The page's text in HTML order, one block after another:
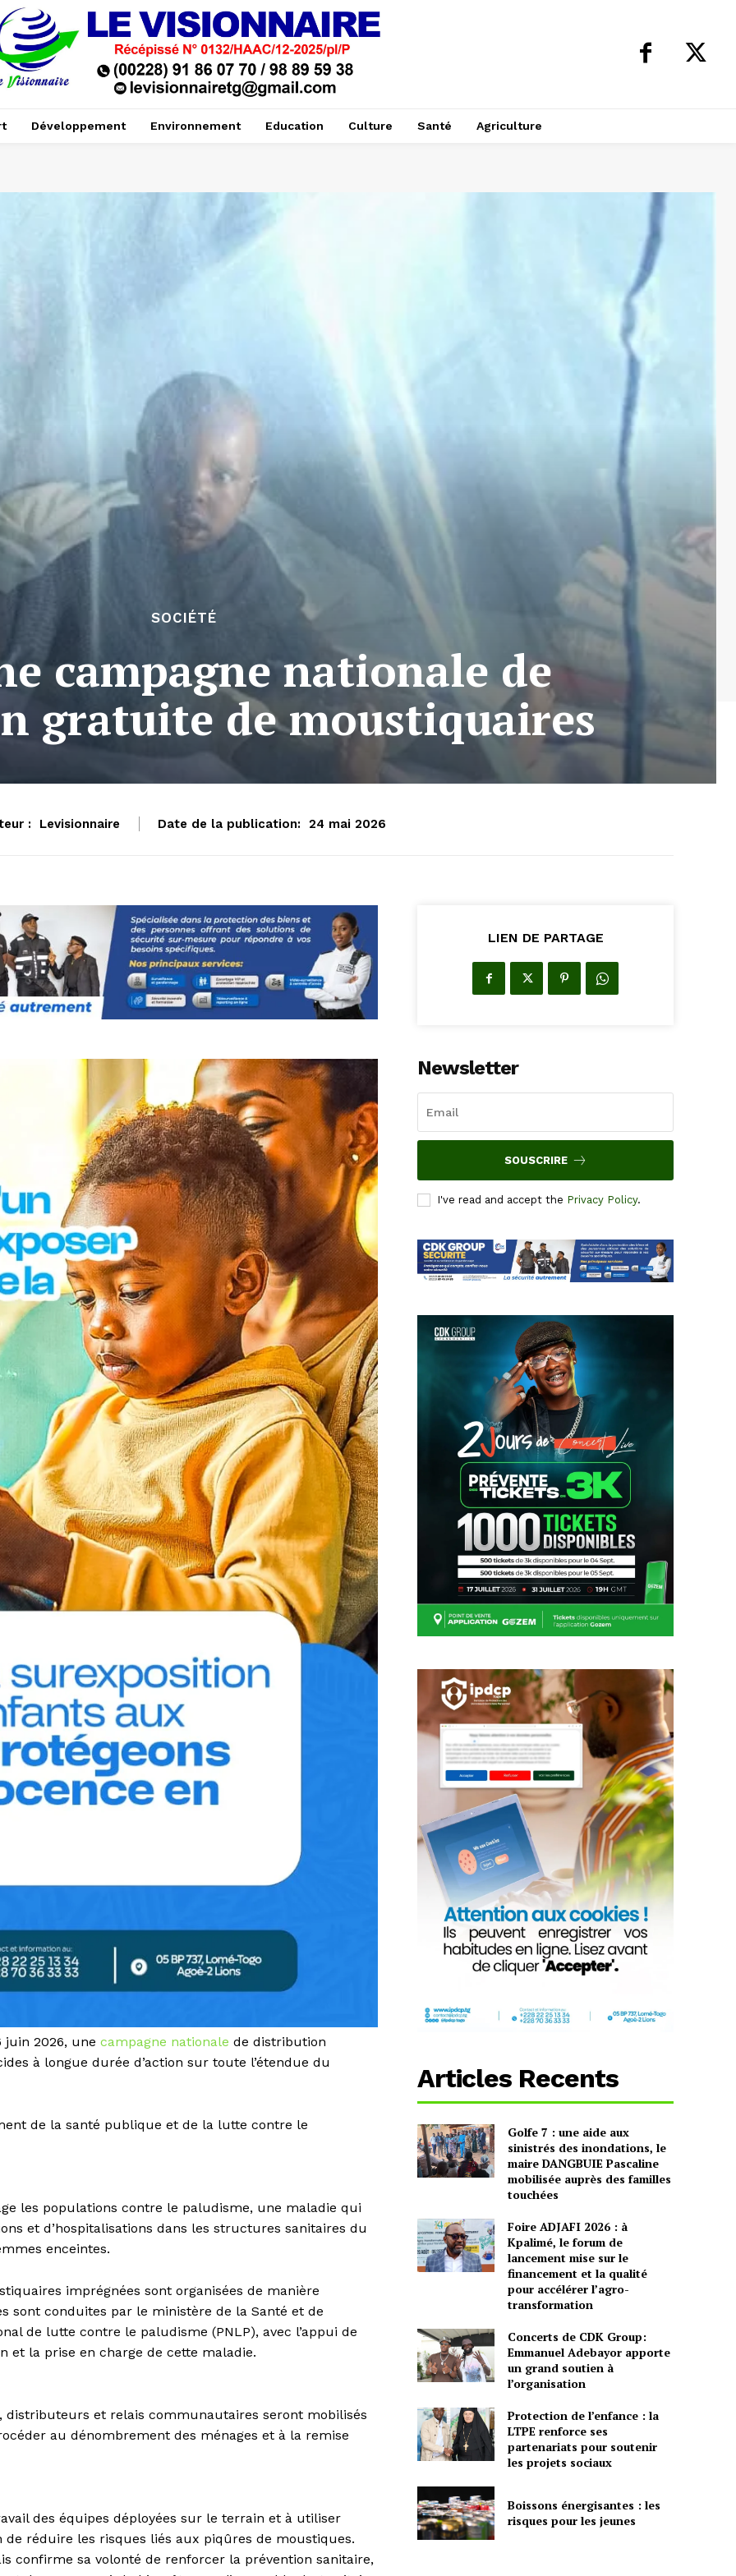
Développement Environnement Education Culture Santé Agriculture
SOCIÉTÉ
campagne nationale de
gratuite de moustiquaires
: Levisionnaire Date de la publication: 24 mai 2026
juin 2026, une campagne nationale de distribution
à longue durée d’action sur toute l’étendue du
de la santé publique et de la lutte contre le
les populations contre le paludisme, une maladie qui
et d’hospitalisations dans les structures sanitaires du
enceintes.
imprégnées sont organisées de manière
sont conduites par le ministère de la Santé et de
de lutte contre le paludisme (PNLP), avec l’appui de
et la prise en charge de cette maladie.
distributeurs et relais communautaires seront mobilisés
au dénombrement des ménages et à la remise
des équipes déployées sur le terrain et à utiliser
réduire les risques liés aux piqûres de moustiques.
confirme sa volonté de renforcer la prévention sanitaire,
LIEN DE PARTAGE
Newsletter
SOUSCRIRE
I've read and accept the Privacy Policy.
Articles Recents
Golfe 7 : une aide aux
sinistrés des inondations, le
maire DANGBUIE Pascaline
mobilisée auprès des familles
touchées
Foire ADJAFI 2026 : à
Kpalimé, le forum de
lancement mise sur le
financement et la qualité
pour accélérer l’agro-
transformation
Concerts de CDK Group:
Emmanuel Adebayor apporte
un grand soutien à
l’organisation
Protection de l’enfance : la
LTPE renforce ses
partenariats pour soutenir
les projets sociaux
Boissons énergisantes : les
risques pour les jeunes